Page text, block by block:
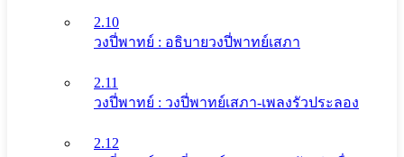
2.10
วงปี่พาทย์ : อธิบายวงปี่พาทย์เสภา
2.11
วงปี่พาทย์ : วงปี่พาทย์เสภา-เพลงรัวประลอง
2.12